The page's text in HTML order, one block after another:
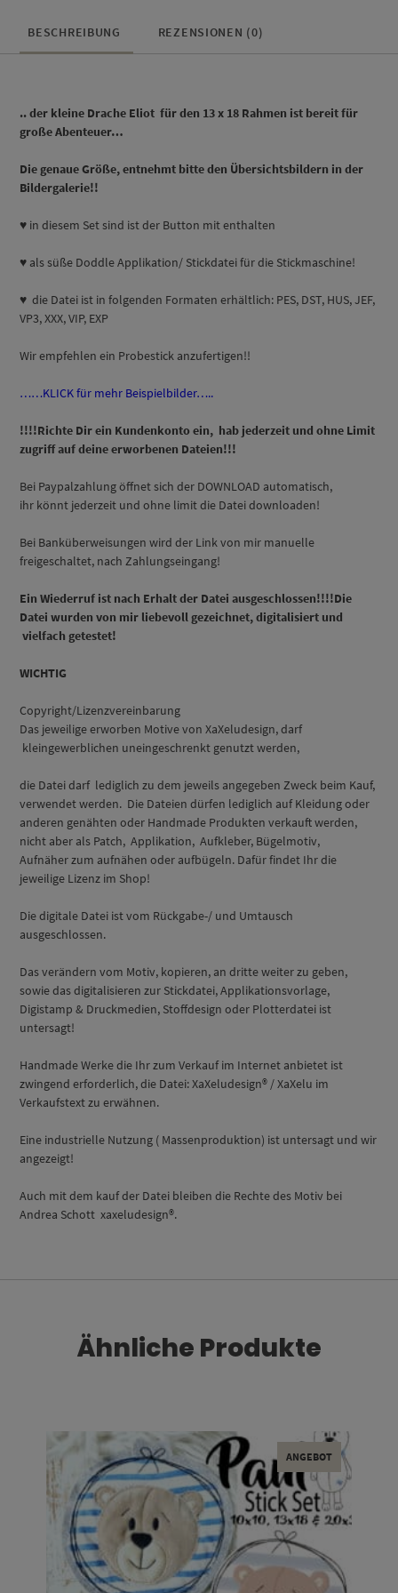
BESCHREIBUNG REZENSIONEN (0)
.. der kleine Drache Eliot für den 13 x 18 Rahmen ist bereit für
große Abenteuer…
Die genaue Größe, entnehmt bitte den Übersichtsbildern in der
Bildergalerie!!
♥ in diesem Set sind ist der Button mit enthalten
♥ als süße Doddle Applikation/ Stickdatei für die Stickmaschine!
♥ die Datei ist in folgenden Formaten erhältlich: PES, DST, HUS, JEF,
VP3, XXX, VIP, EXP
Wir empfehlen ein Probestick anzufertigen!!
……KLICK für mehr Beispielbilder…..
!!!!Richte Dir ein Kundenkonto ein, hab jederzeit und ohne Limit
zugriff auf deine erworbenen Dateien!!!
Bei Paypalzahlung öffnet sich der DOWNLOAD automatisch,
ihr könnt jederzeit und ohne limit die Datei downloaden!
Bei Banküberweisungen wird der Link von mir manuelle
freigeschaltet, nach Zahlungseingang!
Ein Wiederruf ist nach Erhalt der Datei ausgeschlossen!!!!Die
Datei wurden von mir liebevoll gezeichnet, digitalisiert und
vielfach getestet!
WICHTIG
Copyright/Lizenzvereinbarung
Das jeweilige erworben Motive von XaXeludesign, darf
kleingewerblichen uneingeschrenkt genutzt werden,
die Datei darf lediglich zu dem jeweils angegeben Zweck beim Kauf,
verwendet werden. Die Dateien dürfen lediglich auf Kleidung oder
anderen genähten oder Handmade Produkten verkauft werden,
nicht aber als Patch, Applikation, Aufkleber, Bügelmotiv,
Aufnäher zum aufnähen oder aufbügeln. Dafür findet Ihr die
jeweilige Lizenz im Shop!
Die digitale Datei ist vom Rückgabe-/ und Umtausch
ausgeschlossen.
Das verändern vom Motiv, kopieren, an dritte weiter zu geben,
sowie das digitalisieren zur Stickdatei, Applikationsvorlage,
Digistamp & Druckmedien, Stoffdesign oder Plotterdatei ist
untersagt!
Handmade Werke die Ihr zum Verkauf im Internet anbietet ist
zwingend erforderlich, die Datei: XaXeludesign® / XaXelu im
Verkaufstext zu erwähnen.
Eine industrielle Nutzung ( Massenproduktion) ist untersagt und wir
angezeigt!
Auch mit dem kauf der Datei bleiben die Rechte des Motiv bei
Andrea Schott xaxeludesign®.
Ähnliche Produkte
ANGEBOT